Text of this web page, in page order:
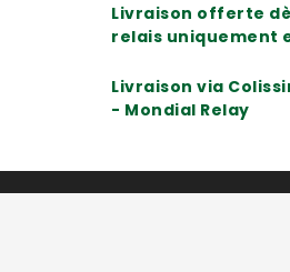
Livraison offerte
relais uniquement
Livraison via
- Mondial Relay